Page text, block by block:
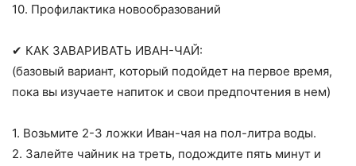
10. Профилактика новообразований
✔ КАК ЗАВАРИВАТЬ ИВАН-ЧАЙ:
(базовый вариант, который подойдет на первое время,
пока вы изучаете напиток и свои предпочтения в нем)
1. Возьмите 2-3 ложки Иван-чая на пол-литра воды.
2. Залейте чайник на треть, подождите пять минут и